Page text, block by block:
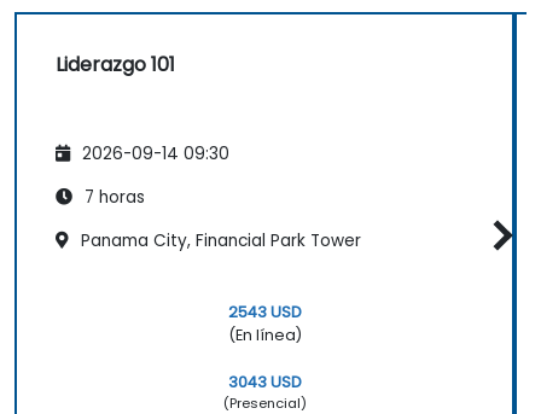
Liderazgo 101
2026-09-14 09:30
7 horas
Panama City, Financial Park Tower
2543 USD
(En línea)
3043 USD
(Presencial)